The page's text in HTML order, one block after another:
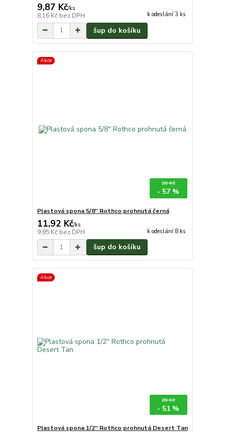
9,87 Kč/ks
8,16 Kč bez DPH k odeslání 3 ks
šup do košíku
Akce
28 Kč
- 57 %
Plastová spona 5/8'' Rothco prohnutá černá
11,92 Kč/ks
9,85 Kč bez DPH k odeslání 8 ks
šup do košíku
Akce
28 Kč
- 51 %
Plastová spona 1/2'' Rothco prohnutá Desert Tan